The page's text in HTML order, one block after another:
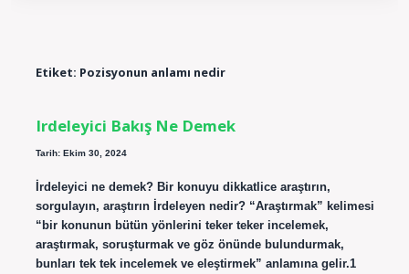
Etiket: Pozisyonun anlamı nedir
Irdeleyici Bakış Ne Demek
Tarih: Ekim 30, 2024
İrdeleyici ne demek? Bir konuyu dikkatlice araştırın,
sorgulayın, araştırın İrdeleyen nedir? “Araştırmak” kelimesi
“bir konunun bütün yönlerini teker teker incelemek,
araştırmak, soruşturmak ve göz önünde bulundurmak,
bunları tek tek incelemek ve eleştirmek” anlamına gelir.1